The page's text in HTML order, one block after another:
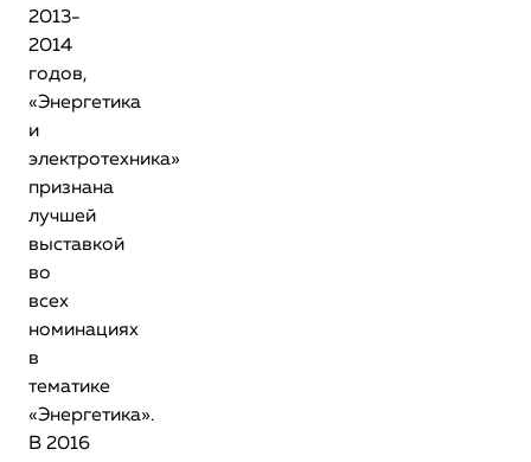
2013-
2014
годов,
«Энергетика
и
электротехника»
признана
лучшей
выставкой
во
всех
номинациях
в
тематике
«Энергетика».
В 2016